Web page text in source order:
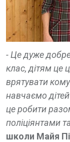
- Це дуже
клас, дітям це
врятувати
навчаємо
це робити
поліціянтами
школи Майя